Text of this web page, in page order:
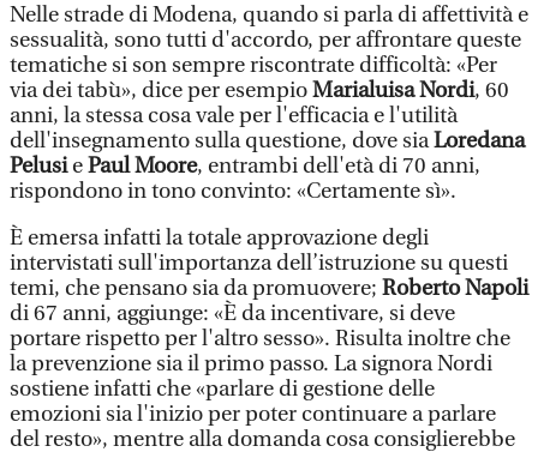
Nelle strade di Modena, quando si parla di affettività e
sessualità, sono tutti d'accordo, per affrontare queste
tematiche si son sempre riscontrate difficoltà: «Per
via dei tabù», dice per esempioMarialuisa Nordi, 60
anni, la stessa cosa vale per l'efficacia e l'utilità
dell'insegnamento sulla questione, dove siaLoredana
PelusiePaul Moore, entrambi dell'età di 70 anni,
rispondono in tono convinto: «Certamente sì».
È emersa infatti la totale approvazione degli
intervistati sull'importanza dell’istruzione su questi
temi, che pensano sia da promuovere; Roberto Napoli
di 67 anni, aggiunge: «È da incentivare, si deve
portare rispetto per l'altro sesso». Risulta inoltre che
la prevenzione sia il primo passo. La signora Nordi
sostiene infatti che «parlare di gestione delle
emozioni sia l'inizio per poter continuare a parlare
del resto», mentre alla domanda cosa consiglierebbe